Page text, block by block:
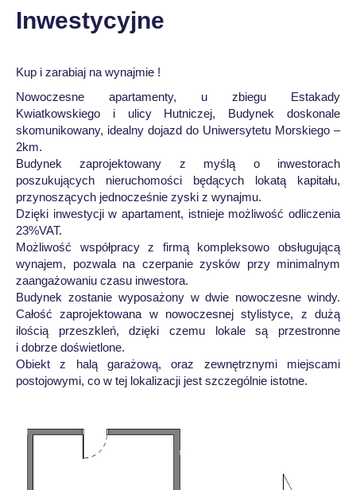
Inwestycyjne
Kup i zarabiaj na wynajmie !
Nowoczesne apartamenty, u zbiegu Estakady
Kwiatkowskiego i ulicy Hutniczej, Budynek doskonale
skomunikowany, idealny dojazd do Uniwersytetu Morskiego –
2km.
Budynek zaprojektowany z myślą o inwestorach
poszukujących nieruchomości będących lokatą kapitału,
przynoszących jednocześnie zyski z wynajmu.
Dzięki inwestycji w apartament, istnieje możliwość odliczenia
23%VAT.
Możliwość współpracy z firmą kompleksowo obsługującą
wynajem, pozwala na czerpanie zysków przy minimalnym
zaangażowaniu czasu inwestora.
Budynek zostanie wyposażony w dwie nowoczesne windy.
Całość zaprojektowana w nowoczesnej stylistyce, z dużą
ilością przeszkleń, dzięki czemu lokale są przestronne
i dobrze doświetlone.
Obiekt z halą garażową, oraz zewnętrznymi miejscami
postojowymi, co w tej lokalizacji jest szczególnie istotne.